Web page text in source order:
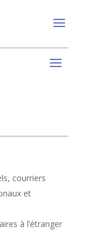
courriers
et
à l’étranger